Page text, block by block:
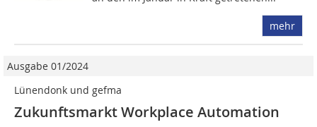
mehr
Ausgabe 01/2024
Lünendonk und gefma
Zukunftsmarkt Workplace Automation